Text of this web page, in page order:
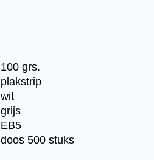
100 grs.
plakstrip
wit
grijs
EB5
doos 500 stuks